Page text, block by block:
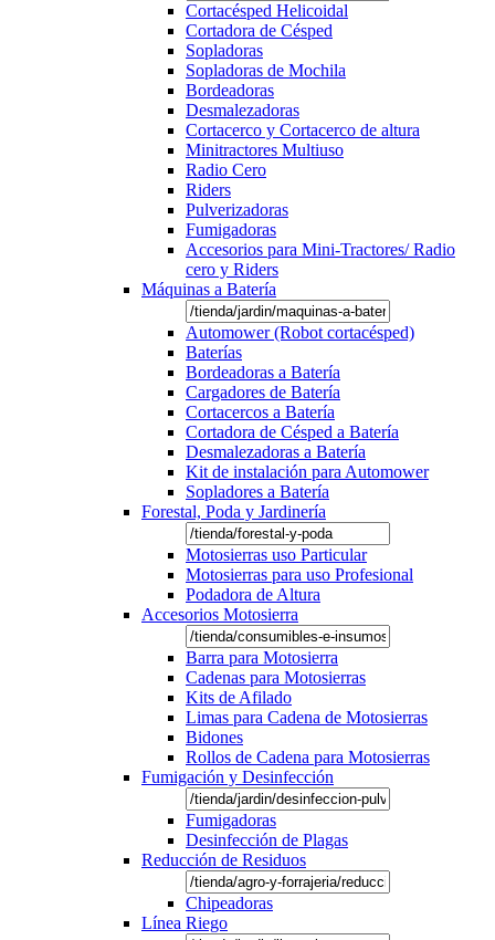
Cortacésped Helicoidal
Cortadora de Césped
Sopladoras
Sopladoras de Mochila
Bordeadoras
Desmalezadoras
Cortacerco y Cortacerco de altura
Minitractores Multiuso
Radio Cero
Riders
Pulverizadoras
Fumigadoras
Accesorios para Mini-Tractores/ Radio
cero y Riders
Máquinas a Batería
Automower (Robot cortacésped)
Baterías
Bordeadoras a Batería
Cargadores de Batería
Cortacercos a Batería
Cortadora de Césped a Batería
Desmalezadoras a Batería
Kit de instalación para Automower
Sopladores a Batería
Forestal, Poda y Jardinería
Motosierras uso Particular
Motosierras para uso Profesional
Podadora de Altura
Accesorios Motosierra
Barra para Motosierra
Cadenas para Motosierras
Kits de Afilado
Limas para Cadena de Motosierras
Bidones
Rollos de Cadena para Motosierras
Fumigación y Desinfección
Fumigadoras
Desinfección de Plagas
Reducción de Residuos
Chipeadoras
Línea Riego